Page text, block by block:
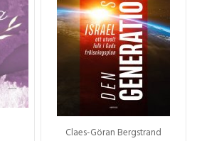
Claes-Göran Bergstrand